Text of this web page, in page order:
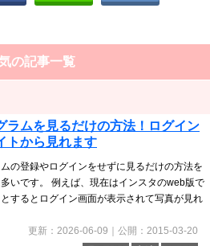
の記事一覧
ラムを見るだけの方法！ログイン
トから見れます
の登録やログインをせずに見るだけの方法を
いです。 例えば、現在はインスタのweb版で
するとログイン画面が表示されて写真が見れ
更新：2026-06-09｜公開：2015-03-20